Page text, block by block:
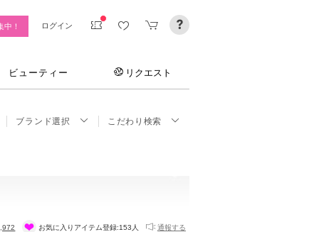
中！ ログイン
ビューティー リクエスト
ブランド選択 こだわり検索
お気に入りアイテム登録:153人 通報する